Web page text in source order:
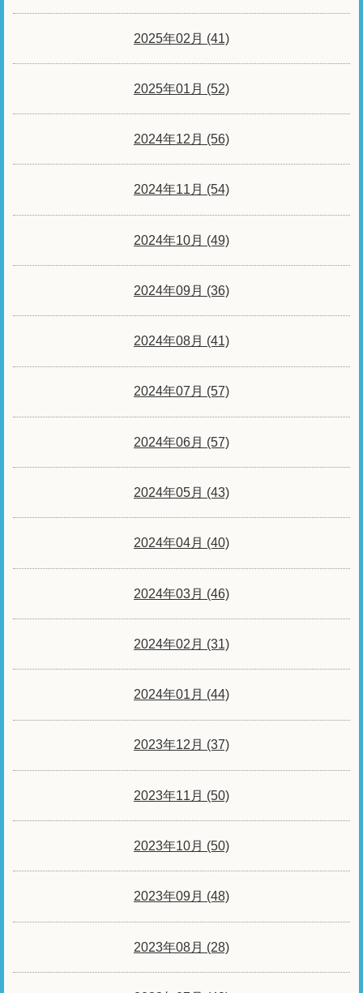
2025年02月 (41)
2025年01月 (52)
2024年12月 (56)
2024年11月 (54)
2024年10月 (49)
2024年09月 (36)
2024年08月 (41)
2024年07月 (57)
2024年06月 (57)
2024年05月 (43)
2024年04月 (40)
2024年03月 (46)
2024年02月 (31)
2024年01月 (44)
2023年12月 (37)
2023年11月 (50)
2023年10月 (50)
2023年09月 (48)
2023年08月 (28)